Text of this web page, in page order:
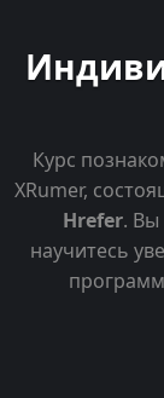
Курс
XRumer,
Hrefer. Вы
научитесь